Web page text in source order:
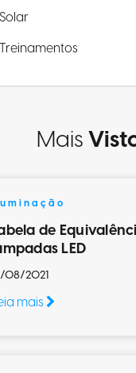
Solar
Treinamentos
Mais
de
LED
08/2021
mais